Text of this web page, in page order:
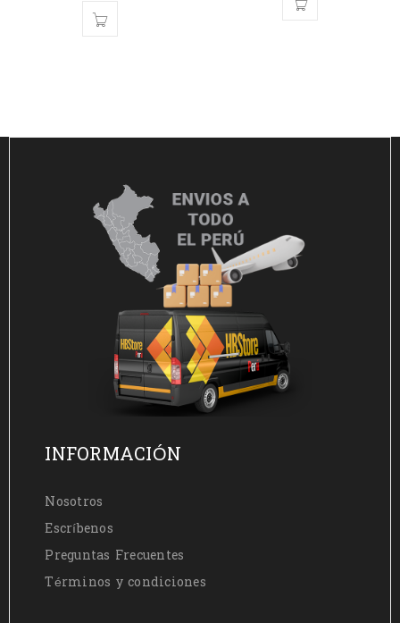
INFORMACIÓN
Nosotros
Escríbenos
Preguntas Frecuentes
Términos y condiciones